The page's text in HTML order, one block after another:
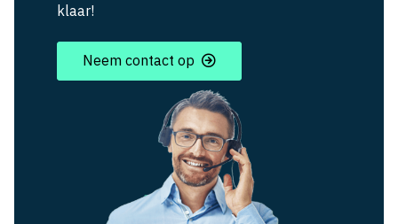
klaar!
Neem contact op